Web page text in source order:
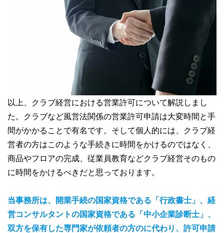
以上、クラブ経営における営業許可について解説しまし
た。クラブなど風営法関係の営業許可申請は大変時間と手
間がかかることで有名です。そして個人的には、クラブ経
営者の方はこのような手続きに時間をかけるのではなく、
商品やフロアの完成、従業員教育などクラブ経営そのもの
に時間をかけるべきだと思っております。
当事務所は、開業手続の国家資格である「行政書士」、経
営コンサルタントの国家資格である「中小企業診断士」、
双方を保有した専門家が依頼者の方のに代わり、許可申請